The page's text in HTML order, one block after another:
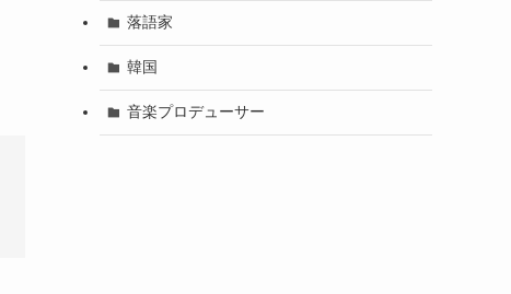
落語家
韓国
音楽プロデューサー